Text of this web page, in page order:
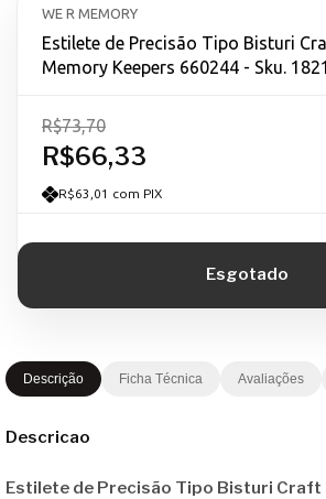
WE R MEMORY
Estilete de Precisão Tipo Bisturi
Memory Keepers 660244 - Sku.
R$66,33
R$73,70
R$63,01 com PIX
Descrição Ficha Técnica Avaliações
Descricao
Estilete de Precisão Tipo Bisturi Craft